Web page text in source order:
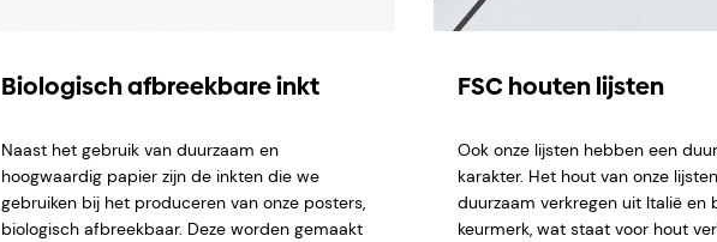
Biologisch afbreekbare inkt
Naast het gebruik van duurzaam en
hoogwaardig papier zijn de inkten die we
gebruiken bij het produceren van onze posters,
biologisch afbreekbaar. Deze worden gemaakt
FSC houten lijsten
Ook onze lijsten hebben een
karakter. Het hout van onze
duurzaam verkregen uit Italië en
keurmerk, wat staat voor hout